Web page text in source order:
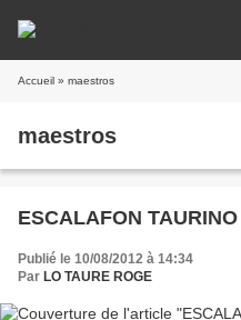
Accueil » maestros
maestros
ESCALAFON
Publié le 10/08/2012 à 14:34
Par LO TAURE ROGE